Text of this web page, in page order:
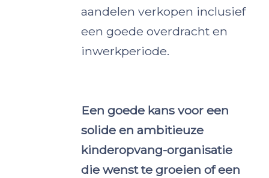
aandelen verkopen inclusief
een goede overdracht en
inwerkperiode.
Een goede kans voor een
solide en ambitieuze
kinderopvang-organisatie
die wenst te groeien of een